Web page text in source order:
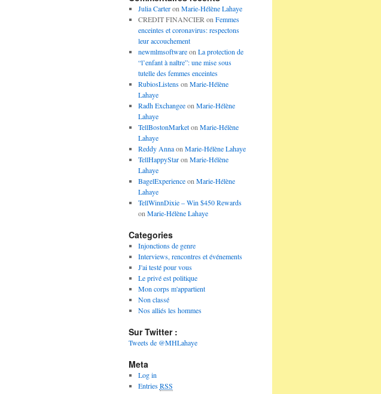
Julia Carteron Marie-Hélène Lahaye
CREDIT FINANCIER on Femmes
enceintes et coronavirus: respectons
leur accouchement
newmlmsoftwareon La protection de
“l’enfant à naître”: une mise sous
tutelle des femmes enceintes
RubiosListenson Marie-Hélène
Lahaye
Radh Exchangeeon Marie-Hélène
Lahaye
TellBostonMarketon Marie-Hélène
Lahaye
Reddy Annaon Marie-Hélène Lahaye
TellHappyStaron Marie-Hélène
Lahaye
BagelExperienceon Marie-Hélène
Lahaye
TellWinnDixie – Win $450 Rewards
on Marie-Hélène Lahaye
Categories
Injonctions de genre
Interviews, rencontres et événements
J'ai testé pour vous
Le privé est politique
Mon corps m'appartient
Non classé
Nos alliés les hommes
Sur Twitter :
Tweets de @MHLahaye
Meta
Log in
EntriesRSS